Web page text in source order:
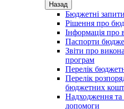
Назад
Бюджетні запити
Рішення про
Інформація про
Паспорти
Звіти про
програм
Перелік
Перелік
бюджетних
Надходження та
допомоги